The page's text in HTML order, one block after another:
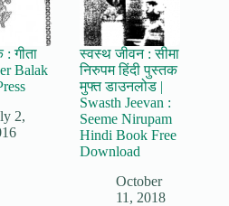
: गीता
Balak
2,
स्वस्थ जीवन : सीमा
निरुपम हिंदी पुस्तक
मुफ्त डाउनलोड |
Swasth Jeevan :
Seeme Nirupam
Hindi Book Free
Download
October
11, 2018